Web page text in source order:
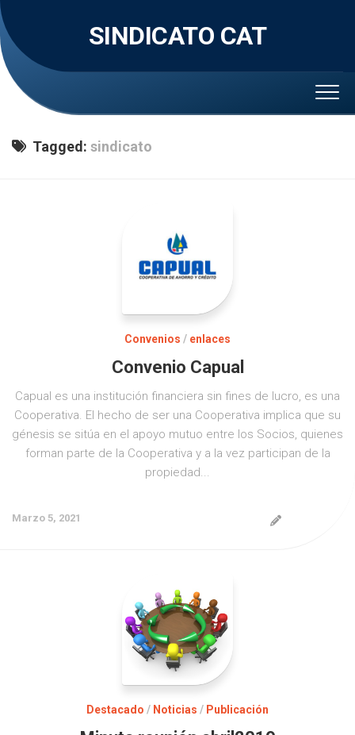
Skip
to
content
SINDICATO CAT
Tagged: sindicato
Convenios / enlaces
Convenio Capual
Capual es una institución financiera sin fines de lucro, es una
Cooperativa. El hecho de ser una Cooperativa implica que su
génesis se sitúa en el apoyo mutuo entre los Socios, quienes
forman parte de la Cooperativa y a la vez participan de la
propiedad...
Marzo 5, 2021
Destacado / Noticias / Publicación